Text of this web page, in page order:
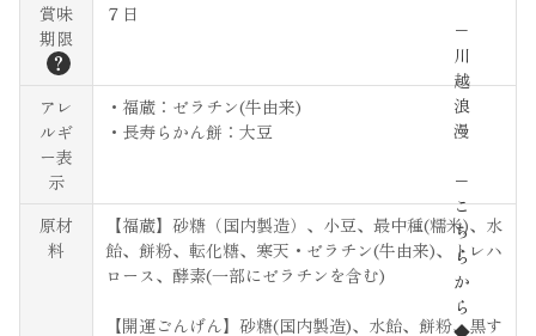
−
川
越
浪
漫
−
こ
ち
ら
か
ら
賞味
期限
？
７日
アレ
ルギ
ー表
示
・福蔵：ゼラチン(牛由来)
・長寿らかん餅：大豆
原材
料
【福蔵】砂糖（国内製造）、小豆、最中種(糯米)、水
飴、餅粉、転化糖、寒天・ゼラチン(牛由来)、トレハ
ロース、酵素(一部にゼラチンを含む)
【開運ごんげん】砂糖(国内製造)、水飴、餅粉、黒す